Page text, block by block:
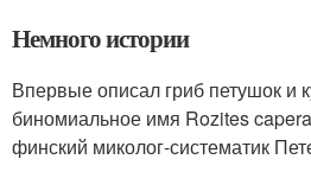
Немного истории
Впервые описал гриб петушок и
биномиальное имя Rozites
финский миколог-систематик